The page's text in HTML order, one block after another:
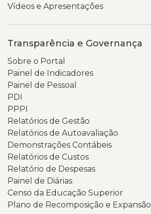
apresenta
como
espaço
para
acesso
a
documentos,
relatórios,
indicadores
e
informações
institucionais
relacionadas
à
transparência
Vídeos e Apresentações
Transparência e Governança
Sobre o Portal
Painel de Indicadores
Painel de Pessoal
PDI
PPPI
Relatórios de Gestão
Relatórios de Autoavaliação
Demonstrações Contábeis
Relatórios de Custos
Relatório de Despesas
Painel de Diárias
Censo da Educação Superior
Plano de Recomposição e Expansão